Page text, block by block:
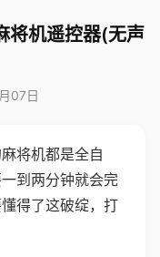
将机遥控器(无声
07日
将机都是全自
到两分钟就会完
得了这破绽，打